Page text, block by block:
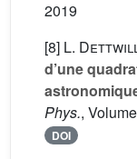
2019
[8] L.
d’une
Phys.,
DOI